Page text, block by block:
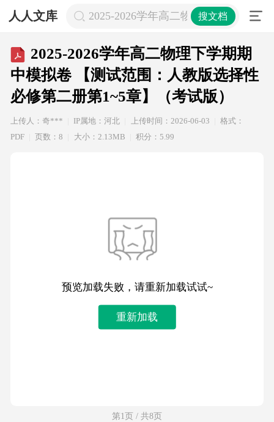
人人文库 2025-2026学年高二物理下学期期中
搜文档
2025-2026学年高二物理下学期期
中模拟卷 【测试范围：人教版选择性
必修第二册第1~5章】（考试版）
上传人：奇*** IP属地：河北 上传时间：2026-06-03
格式：
PDF
页数：8 大小：2.13MB 积分：5.99
预览加载失败，请重新加载试试~
重新加载
第1页 / 共8页